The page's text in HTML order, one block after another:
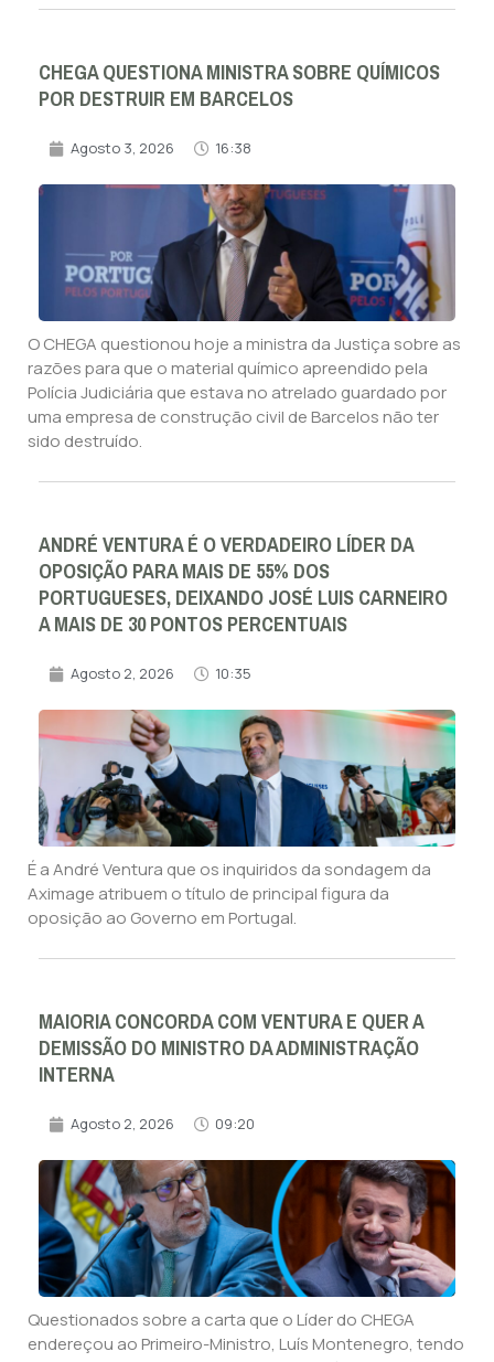
CHEGA QUESTIONA MINISTRA SOBRE QUÍMICOS
POR DESTRUIR EM BARCELOS
Agosto 3, 2026 16:38
O CHEGA questionou hoje a ministra da Justiça sobre as
razões para que o material químico apreendido pela
Polícia Judiciária que estava no atrelado guardado por
uma empresa de construção civil de Barcelos não ter
sido destruído.
ANDRÉ VENTURA É O VERDADEIRO LÍDER DA
OPOSIÇÃO PARA MAIS DE 55% DOS
PORTUGUESES, DEIXANDO JOSÉ LUIS CARNEIRO
A MAIS DE 30 PONTOS PERCENTUAIS
Agosto 2, 2026 10:35
É a André Ventura que os inquiridos da sondagem da
Aximage atribuem o título de principal figura da
oposição ao Governo em Portugal.
MAIORIA CONCORDA COM VENTURA E QUER A
DEMISSÃO DO MINISTRO DA ADMINISTRAÇÃO
INTERNA
Agosto 2, 2026 09:20
Questionados sobre a carta que o Líder do CHEGA
endereçou ao Primeiro-Ministro, Luís Montenegro, tendo